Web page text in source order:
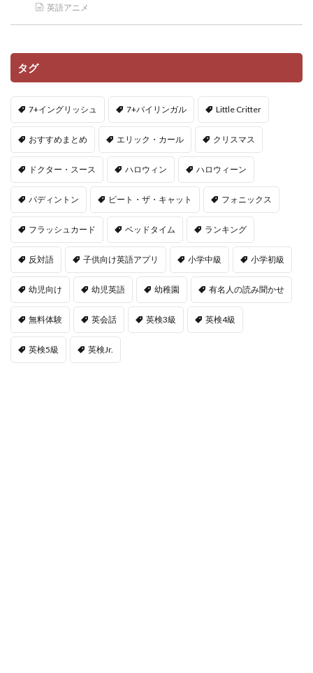
英語アニメ
タグ
7+イングリッシュ 7+バイリンガル Little Critter
おすすめまとめ エリック・カール クリスマス
ドクター・スース ハロウィン ハロウィーン
パディントン ピート・ザ・キャット フォニックス
フラッシュカード ベッドタイム ランキング
反対語 子供向け英語アプリ 小学中級 小学初級
幼児向け 幼児英語 幼稚園 有名人の読み聞かせ
無料体験 英会話 英検3級 英検4級
英検5級 英検Jr.